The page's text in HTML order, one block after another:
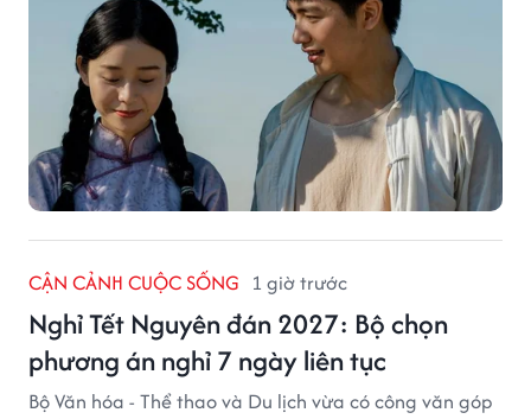
CẬN CẢNH CUỘC SỐNG 1 giờ trước
Nghỉ Tết Nguyên đán 2027: Bộ chọn
phương án nghỉ 7 ngày liên tục
Bộ Văn hóa - Thể thao và Du lịch vừa có công văn góp